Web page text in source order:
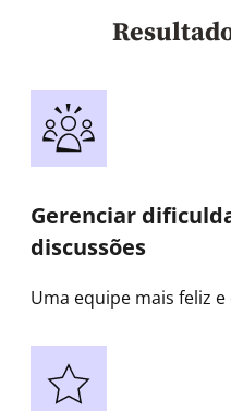
Gerenciar
discussões
Uma equipe mais feliz